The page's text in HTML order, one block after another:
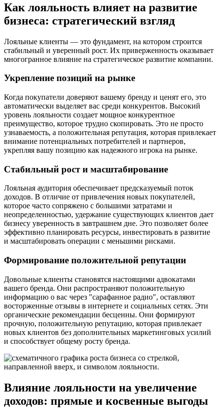
Как лояльность влияет на развитие
бизнеса: стратегический взгляд
Лояльные клиенты — это фундамент, на котором строится
стабильный и уверенный рост. Их приверженность оказывает
многогранное влияние на стратегическое развитие компании.
Укрепление позиций на рынке
Когда покупатели доверяют вашему бренду и ценят его, это
автоматически выделяет вас среди конкурентов. Высокий
уровень лояльности создает мощное конкурентное
преимущество, которое трудно скопировать. Это не просто
узнаваемость, а положительная репутация, которая привлекает
внимание потенциальных потребителей и партнеров,
укрепляя вашу позицию как надежного игрока на рынке.
Стабильный рост и масштабирование
Лояльная аудитория обеспечивает предсказуемый поток
доходов. В отличие от привлечения новых покупателей,
которое часто сопряжено с большими затратами и
неопределенностью, удержание существующих клиентов дает
бизнесу уверенность в завтрашнем дне. Это позволяет более
эффективно планировать ресурсы, инвестировать в развитие
и масштабировать операции с меньшими рисками.
Формирование положительной репутации
Довольные клиенты становятся настоящими адвокатами
вашего бренда. Они распространяют положительную
информацию о вас через "сарафанное радио", оставляют
восторженные отзывы в интернете и социальных сетях. Эти
органические рекомендации бесценны. Они формируют
прочную, положительную репутацию, которая привлекает
новых клиентов без дополнительных маркетинговых усилий
и способствует общему росту бренда.
Влияние лояльности на увеличение
доходов: прямые и косвенные выгоды